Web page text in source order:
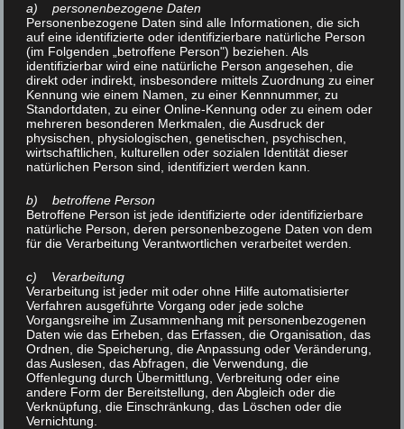
Haftungsausschluss
Haftung für Links:
Unser Angebot enthält Links zu externen Webseiten
Dritter, auf deren Inhalte wir keinen Einfluss haben.
Deshalb können wir für diese fremden Inhalte auch
verlinkten Seiten ist stets der jeweilige Anbieter oder
Betreiber der Seiten verantwortlich. Die verlinkten
Seiten wurden zum Zeitpunkt der Verlinkung auf
Inhalte waren zum Zeitpunkt der Verlinkung nicht
erkennbar. Eine permanente inhaltliche Kontrolle der
verlinkten Seiten ist jedoch ohne konkrete
Anhaltspunkte einer Rechtsverletzung nicht zumutbar.
Bei Bekanntwerden von Rechtsverletzungen werden
wir derartige Links umgehend entfernen.
a) personenbezogene Daten
Personenbezogene Daten sind alle Informationen, die sich
auf eine identifizierte oder identifizierbare natürliche Person
(im Folgenden „betroffene Person") beziehen. Als
identifizierbar wird eine natürliche Person angesehen, die
direkt oder indirekt, insbesondere mittels Zuordnung zu einer
Kennung wie einem Namen, zu einer Kennnummer, zu
Standortdaten, zu einer Online-Kennung oder zu einem oder
mehreren besonderen Merkmalen, die Ausdruck der
physischen, physiologischen, genetischen, psychischen,
wirtschaftlichen, kulturellen oder sozialen Identität dieser
natürlichen Person sind, identifiziert werden kann.
b) betroffene Person
Betroffene Person ist jede identifizierte oder identifizierbare
natürliche Person, deren personenbezogene Daten von dem
für die Verarbeitung Verantwortlichen verarbeitet werden.
c) Verarbeitung
Verarbeitung ist jeder mit oder ohne Hilfe automatisierter
Verfahren ausgeführte Vorgang oder jede solche
Vorgangsreihe im Zusammenhang mit personenbezogenen
Daten wie das Erheben, das Erfassen, die Organisation, das
Ordnen, die Speicherung, die Anpassung oder Veränderung,
das Auslesen, das Abfragen, die Verwendung, die
Offenlegung durch Übermittlung, Verbreitung oder eine
andere Form der Bereitstellung, den Abgleich oder die
Verknüpfung, die Einschränkung, das Löschen oder die
Vernichtung.